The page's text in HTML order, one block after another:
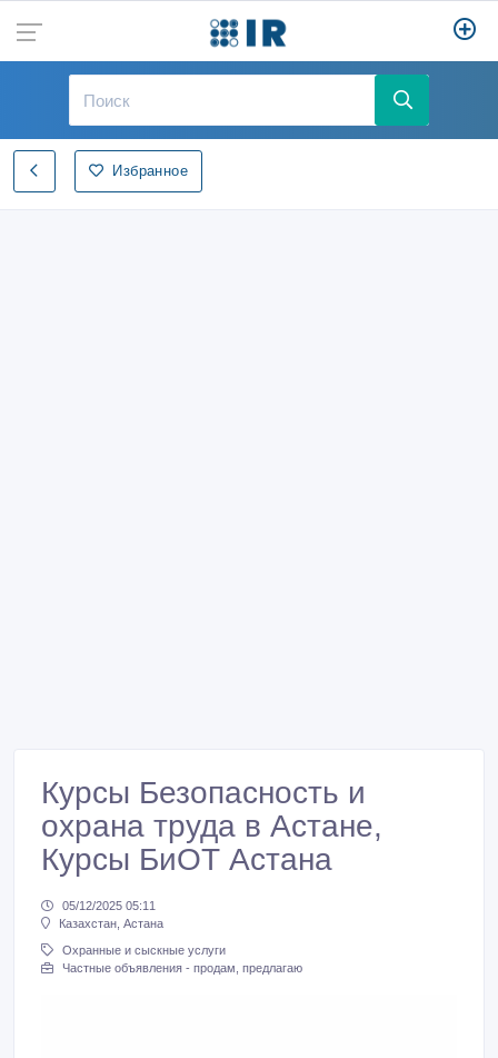
Избранное
Курсы Безопасность и
охрана труда в Астане,
Курсы БиОТ Астана
05/12/2025 05:11
Казахстан, Астана
Охранные и сыскные услуги
Частные объявления - продам, предлагаю